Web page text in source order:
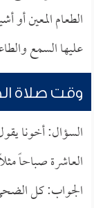
الطعام المعين أو
عليها السمع
وقت صلاة
السؤال: أخونا
العاشرة صباحاً
الجواب: كل